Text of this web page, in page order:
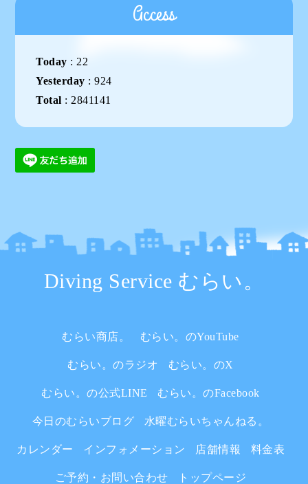
Access
Today : 22
Yesterday :924
Total : 2841141
Diving Service むらい。
むらい商店。 むらい。のYouTube
むらい。のラジオ むらい。のX
むらい。の公式LINE むらい。のFacebook
今日のむらいブログ 水曜むらいちゃんねる。
カレンダー インフォメーション 店舗情報 料金表
ご予約・お問い合わせ トップページ